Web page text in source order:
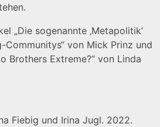
„Die sogenannte ‚Metapolitik‘
Communitys“ von Mick Prinz und
Brothers Extreme?“ von Linda
Fiebig und Irina Jugl. 2022.